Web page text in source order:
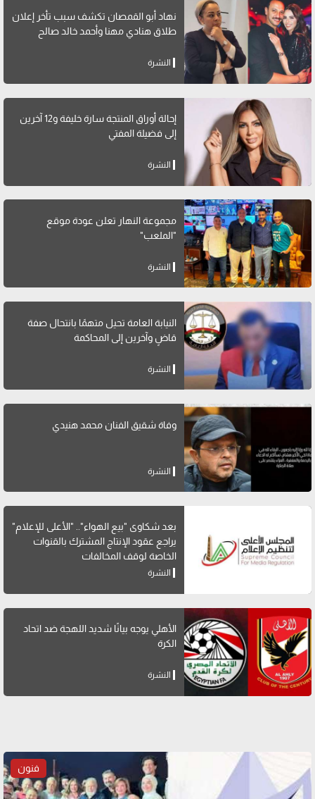
نهاد أبو القمصان تكشف سبب تأخر إعلان
طلاق هنادي مهنا وأحمد خالد صالح
النشرة
إحالة أوراق المنتجة سارة خليفة و12 آخرين
إلى فضيلة المفتي
النشرة
مجموعة النهار تعلن عودة موقع
"الملعب"
النشرة
النيابة العامة تحيل متهمًا بانتحال صفة
قاضٍ وآخرين إلى المحاكمة
النشرة
وفاة شقيق الفنان محمد هنيدي
النشرة
بعد شكاوى "بيع الهواء".. "الأعلى للإعلام"
يراجع عقود الإنتاج المشترك بالقنوات
الخاصة لوقف المخالفات
النشرة
الأهلي يوجه بيانًا شديد اللهجة ضد اتحاد
الكرة
النشرة
فنون